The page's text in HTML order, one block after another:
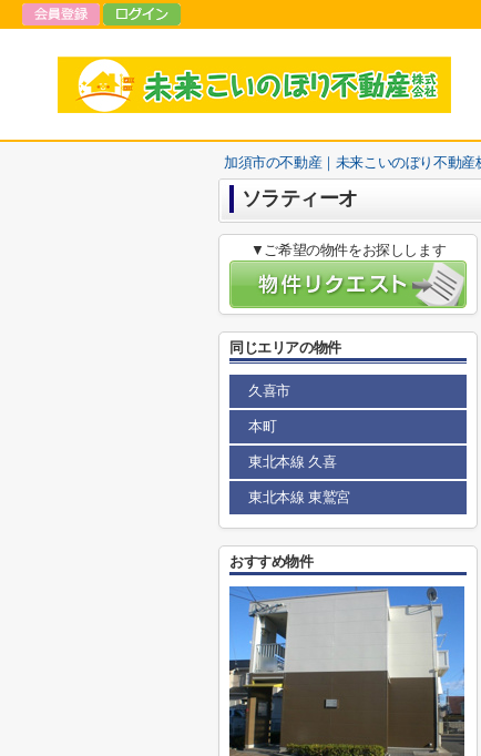
加須市の不動産｜未来こいのぼり不動産
ソラティーオ
▼ご希望の物件をお探しします
同じエリアの物件
久喜市
本町
東北本線 久喜
東北本線 東鷲宮
おすすめ物件